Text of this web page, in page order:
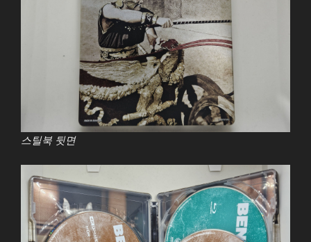
스틸북 뒷면